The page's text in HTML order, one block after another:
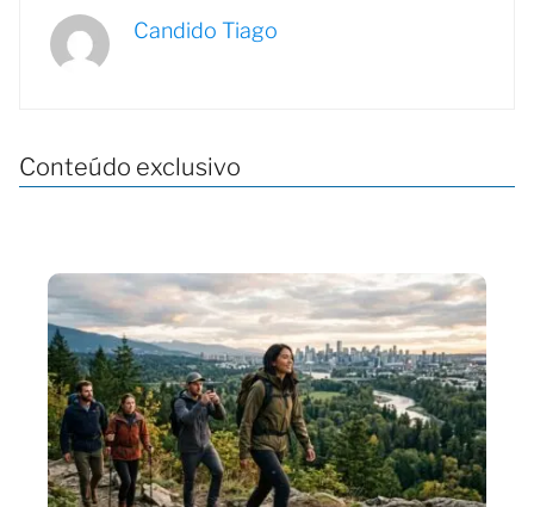
Candido Tiago
Conteúdo exclusivo